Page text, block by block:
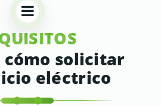
cómo solicitar
eléctrico